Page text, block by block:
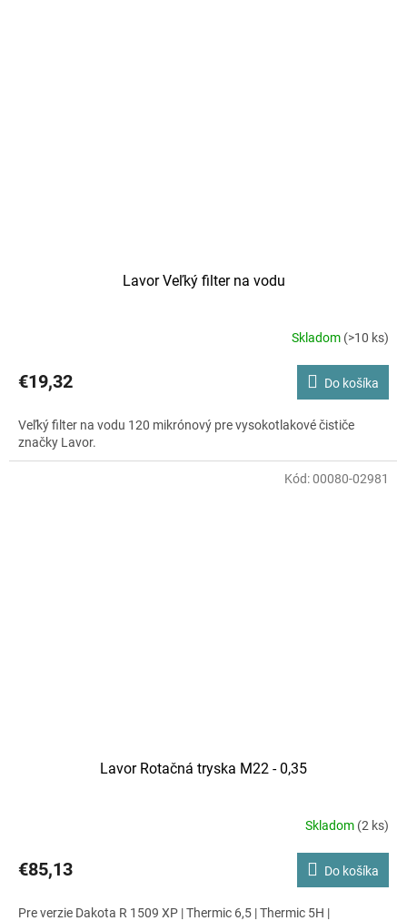
Lavor Veľký filter na vodu
produktu
je
z
5
hviezdičiek.
Skladom (>10 ks)
€19,32 Do košíka
Veľký filter na vodu 120 mikrónový pre vysokotlakové čističe
značky Lavor.
Lavor Rotačná tryska M22 - 0,35
Skladom (2 ks)
€85,13 Do košíka
Pre verzie Dakota R 1509 XP | Thermic 6,5 | Thermic 5H |
Kód:00080-02981